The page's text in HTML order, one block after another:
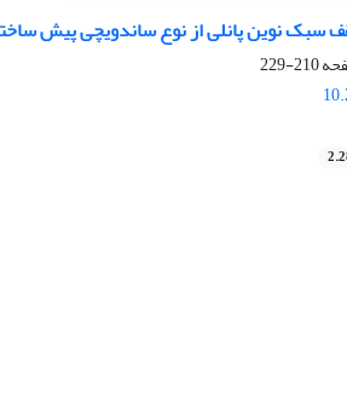
سبک نوین پانلی از نوع ساندویچی پیش
210-229